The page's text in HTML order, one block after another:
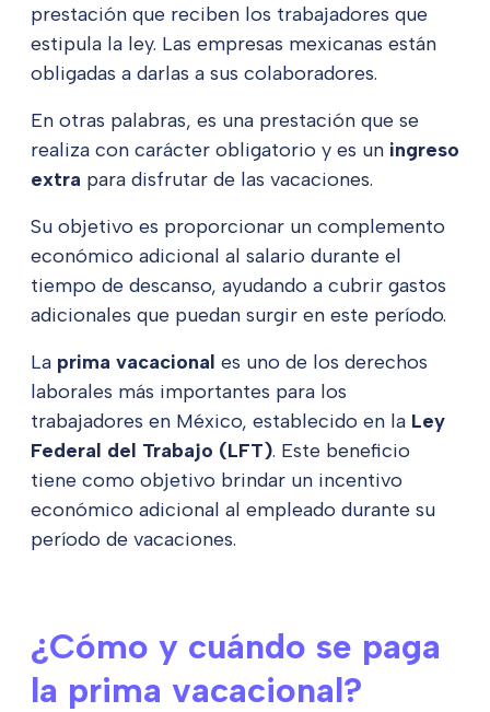
prestación que reciben los trabajadores que
estipula la ley. Las empresas mexicanas están
obligadas a darlas a sus colaboradores.
En otras palabras, es una prestación que se
realiza con carácter obligatorio y es un ingreso
extra para disfrutar de las vacaciones.
Su objetivo es proporcionar un complemento
económico adicional al salario durante el
tiempo de descanso, ayudando a cubrir gastos
adicionales que puedan surgir en este período.
La prima vacacional es uno de los derechos
laborales más importantes para los
trabajadores en México, establecido en la Ley
Federal del Trabajo (LFT). Este beneficio
tiene como objetivo brindar un incentivo
económico adicional al empleado durante su
período de vacaciones.
¿Cómo y cuándo se paga
la prima vacacional?